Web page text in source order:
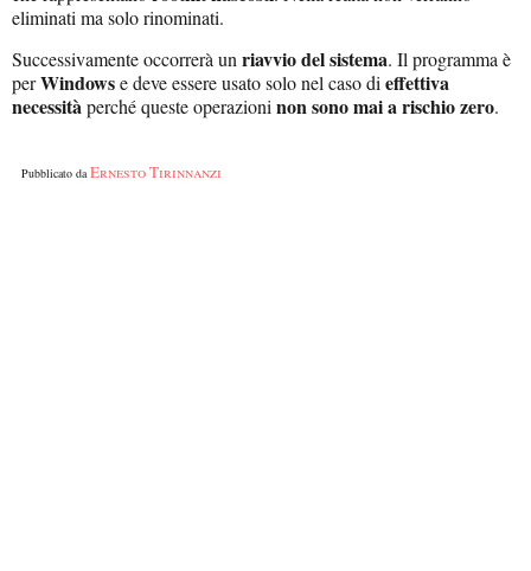
eliminati ma solo rinominati.
Successivamente occorrerà un riavvio del sistema. Il programma è
perWindowse deve essere usato solo nel caso di effettiva
necessitàperché queste operazioni non sono mai a rischio zero.
Pubblicato daErnesto Tirinnanzi